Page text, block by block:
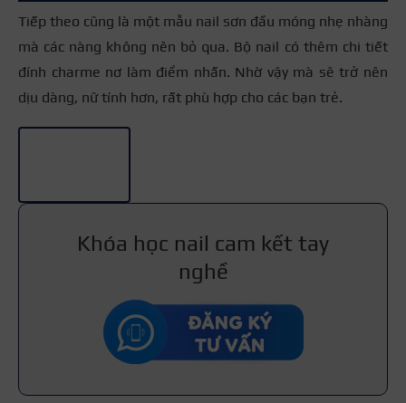
Tiếp theo cũng là một mẫu nail sơn đầu móng nhẹ nhàng
mà các nàng không nên bỏ qua. Bộ nail có thêm chi tiết
đính charme nơ làm điểm nhấn. Nhờ vậy mà sẽ trở nên
dịu dàng, nữ tính hơn, rất phù hợp cho các bạn trẻ.
Khóa học nail cam kết tay
nghề